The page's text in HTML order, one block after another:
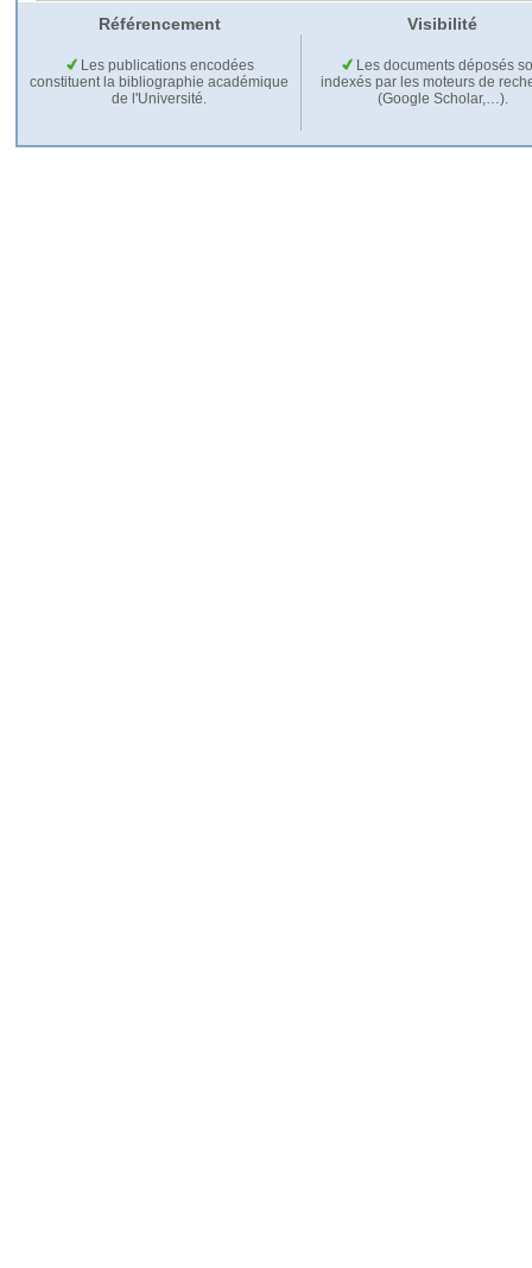
Référencement Visibilité
Les publications encodées
constituent la bibliographie académique
de l'Université.
Les documents déposés
indexés par les moteurs de
(Google Scholar,…).